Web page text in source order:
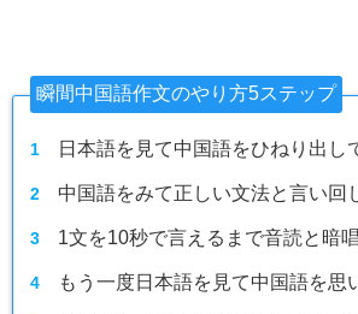
瞬間中国語作文のやり方5ステップ
日本語を見て中国語をひねり出し
中国語をみて正しい文法と言い回
1文を10秒で言えるまで音読と暗
もう一度日本語を見て中国語を思